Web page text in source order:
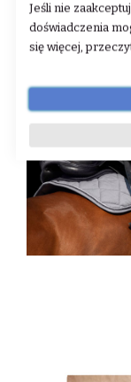
Jeśli nie
doświadczenia
się więcej,